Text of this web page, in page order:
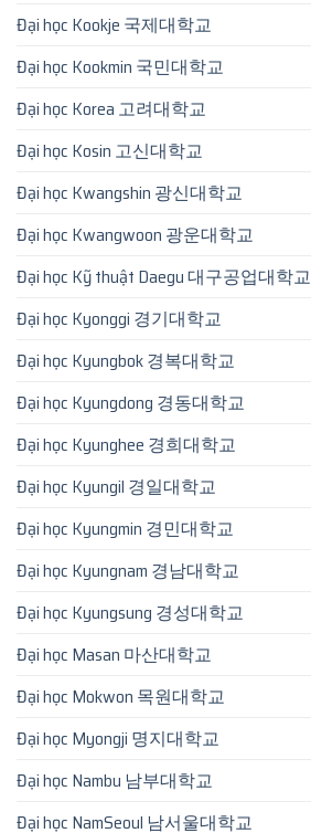
Đại học Kookje 국제대학교
Đại học Kookmin 국민대학교
Đại học Korea 고려대학교
Đại học Kosin 고신대학교
Đại học Kwangshin 광신대학교
Đại học Kwangwoon 광운대학교
Đại học Kỹ thuật Daegu 대구공업대학교
Đại học Kyonggi 경기대학교
Đại học Kyungbok 경복대학교
Đại học Kyungdong 경동대학교
Đại học Kyunghee 경희대학교
Đại học Kyungil 경일대학교
Đại học Kyungmin 경민대학교
Đại học Kyungnam 경남대학교
Đại học Kyungsung 경성대학교
Đại học Masan 마산대학교
Đại học Mokwon 목원대학교
Đại học Myongji 명지대학교
Đại học Nambu 남부대학교
Đại học NamSeoul 남서울대학교